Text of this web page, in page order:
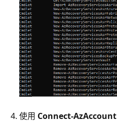
使用 Connect-AzAccount